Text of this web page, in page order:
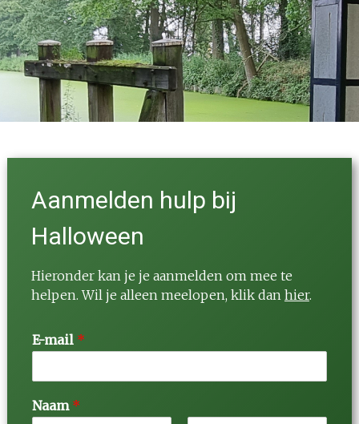
Aanmelden hulp bij
Halloween
Hieronder kan je je aanmelden om mee te
helpen. Wil je alleen meelopen, klik dan hier.
E-mail *
Naam *